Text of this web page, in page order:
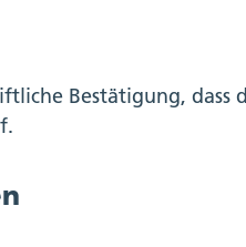
Bestätigung,